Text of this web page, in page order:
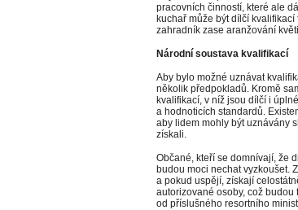
pracovních činností, které ale
kuchař může být dílčí
zahradník zase aranžování
Národní soustava kvalifikací
Aby bylo možné uznávat
několik předpokladů. Kromě
kvalifikací, v níž jsou dílčí i
a hodnoticích standardů.
aby lidem mohly být uznávány
získali.
Občané, kteří se domnívají, že
budou moci nechat vyzkoušet.
a pokud uspějí, získají
autorizované osoby, což budou
od příslušného resortního